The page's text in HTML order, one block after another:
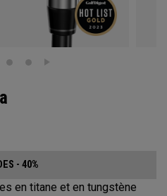
- 40%
en titane et en tungstène